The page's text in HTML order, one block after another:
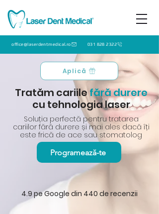
office@laserdentmedical.ro 031 828 2322
Aplică
Tratăm cariilefără durere
cu tehnologia laser
Soluția perfectă pentru tratarea
cariilor fără durere și mai ales dacă îți
este frică de ace sau stomatolog
Programează-te
4.9 pe Google din 440 de recenzii